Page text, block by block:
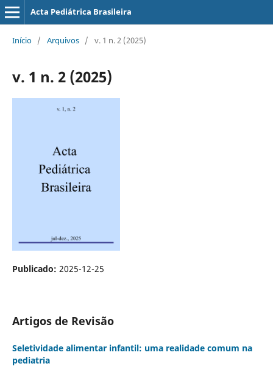
Acta Pediátrica Brasileira
Início / Arquivos / v. 1 n. 2 (2025)
v. 1 n. 2 (2025)
Publicado: 2025-12-25
Artigos de Revisão
Seletividade alimentar infantil: uma realidade comum na
pediatria